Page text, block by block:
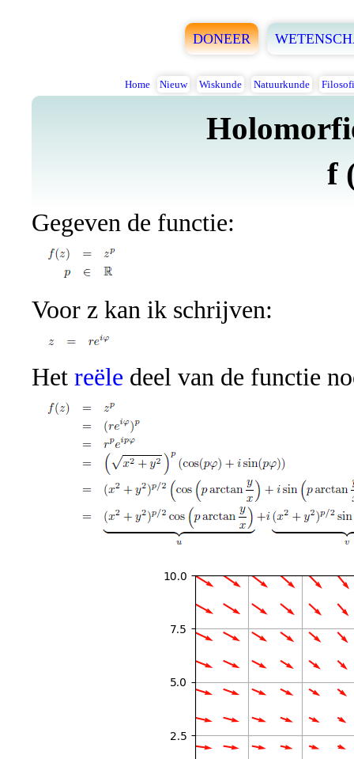
DONEER
Home Nieuw Wiskunde Natuurkunde
f
Gegeven de functie:
Voor z kan ik schrijven:
Het reële deel van de functie